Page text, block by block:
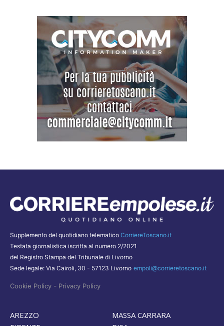
Supplemento del quotidiano telematico CorriereToscano.it
Testata giornalistica iscritta al numero 2/2021
del Registro Stampa del Tribunale di Livorno
Sede legale: Via Cairoli, 30 - 57123 Livorno empoli@corrieretoscano.it
Cookie Policy - Privacy Policy
AREZZO
MASSA CARRARA